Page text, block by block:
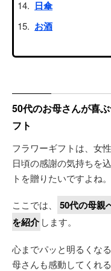
日傘
お酒
50代のお母さんが喜
フト
フラワーギフトは、女
日頃の感謝の気持ちを
トを贈りたいですよね。
ここでは、
50代の母親
を紹介 します。
心までパッと明るくな
母さんも感動してくれ